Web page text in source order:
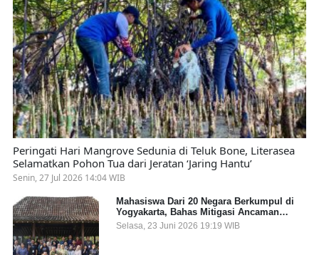
Peringati Hari Mangrove Sedunia di Teluk Bone, Literasea
Selamatkan Pohon Tua dari Jeratan ‘Jaring Hantu’
Senin, 27 Jul 2026 14:04 WIB
Mahasiswa Dari 20 Negara Berkumpul di
Yogyakarta, Bahas Mitigasi Ancaman
Kesehatan Global
Selasa, 23 Juni 2026 19:19 WIB